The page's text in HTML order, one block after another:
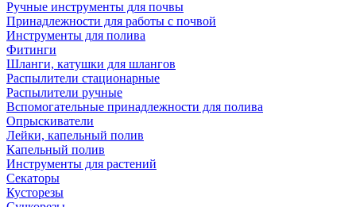
Ручные инструменты для почвы
Принадлежности для работы с почвой
Инструменты для полива
Фитинги
Шланги, катушки для шлангов
Распылители стационарные
Распылители ручные
Вспомогательные принадлежности для полива
Опрыскиватели
Лейки, капельный полив
Капельный полив
Инструменты для растений
Секаторы
Кусторезы